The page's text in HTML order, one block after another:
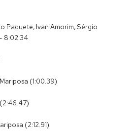
Paquete, Ivan Amorim, Sérgio
8:02.34
(1:00.39)
(2:12.91)